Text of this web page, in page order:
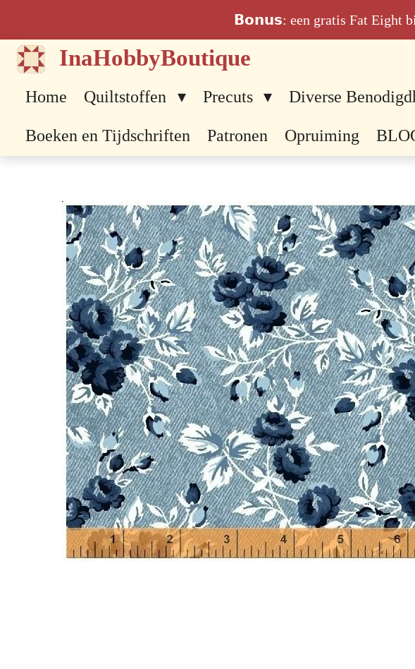
direct
naar
𝗕𝗼𝗻𝘂𝘀: een gratis Fat Eight
InaHobbyBoutique
Home Quiltstoffen Precuts Diverse
Boeken en Tijdschriften Patronen Opruiming